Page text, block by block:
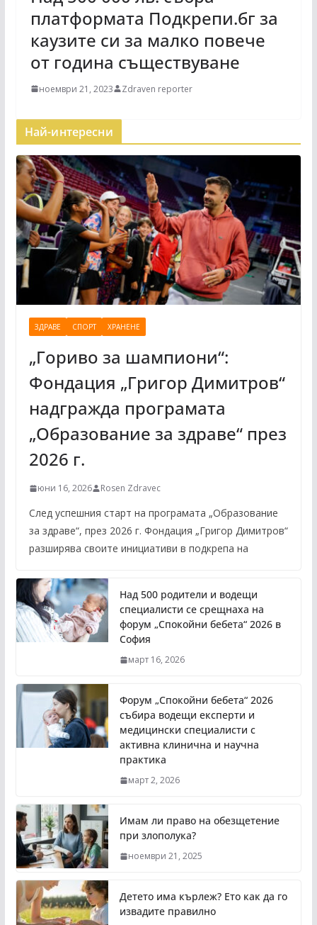
платформата Подкрепи.бг за
каузите си за малко повече
от година съществуване
ноември 21, 2023 Zdraven reporter
Най-интересни
ЗДРАВЕ СПОРТ ХРАНЕНЕ
„Гориво за шампиони“:
Фондация „Григор Димитров“
надгражда програмата
„Образование за здраве“ през
2026 г.
юни 16, 2026 Rosen Zdravec
След успешния старт на програмата „Образование
за здраве“, през 2026 г. Фондация „Григор Димитров“
разширява своите инициативи в подкрепа на
Над 500 родители и водещи
специалисти се срещнаха на
форум „Спокойни бебета“ 2026 в
София
март 16, 2026
Форум „Спокойни бебета“ 2026
събира водещи експерти и
медицински специалисти с
активна клинична и научна
практика
март 2, 2026
Имам ли право на обезщетение
при злополука?
ноември 21, 2025
Детето има кърлеж? Ето как да го
извадите правилно